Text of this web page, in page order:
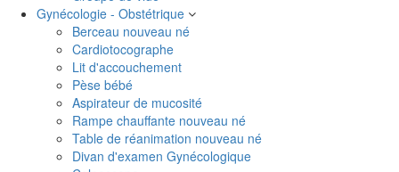
Gynécologie - Obstétrique
Berceau nouveau né
Cardiotocographe
Lit d'accouchement
Pèse bébé
Aspirateur de mucosité
Rampe chauffante nouveau né
Table de réanimation nouveau né
Divan d'examen Gynécologique